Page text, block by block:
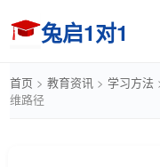
兔启1对1
首页 > 教育资讯 > 学习方法
维路径